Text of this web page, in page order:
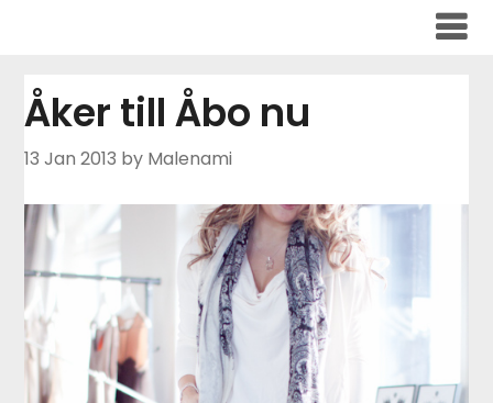
Åker till Åbo nu
13 Jan 2013 by Malenami